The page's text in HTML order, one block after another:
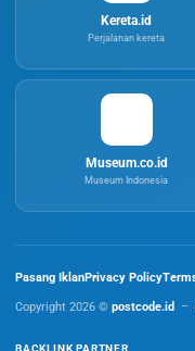
Kereta.id
Perjalanan kereta
Museum.co.id
Museum Indonesia
Pasang IklanPrivacy Policy
Copyright 2026 © postcode.id –
BACKLINK PARTNER